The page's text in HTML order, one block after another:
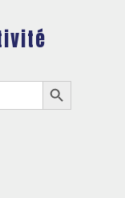
Search Button